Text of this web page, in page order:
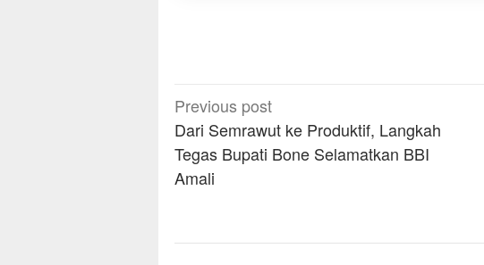
Post
navigation
Previous post
Dari Semrawut ke Produktif, Langkah
Tegas Bupati Bone Selamatkan BBI
Amali